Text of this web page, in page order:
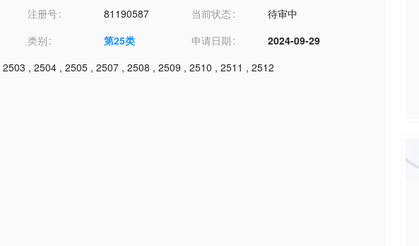
注册号 81190587 当前状态
待审中
类别 第25类 申请日期
2024-09-29
2503 , 2504 , 2505 , 2507 , 2508 , 2509 , 2510 , 2511 , 2512